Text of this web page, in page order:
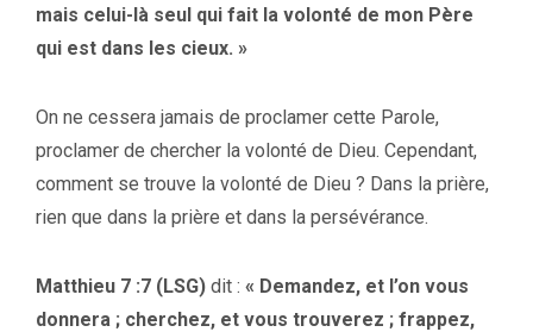
mais celui-là seul qui fait la volonté de mon Père
qui est dans les cieux. »
On ne cessera jamais de proclamer cette Parole,
proclamer de chercher la volonté de Dieu. Cependant,
comment se trouve la volonté de Dieu ? Dans la prière,
rien que dans la prière et dans la persévérance.
Matthieu 7 :7 (LSG) dit : « Demandez, et l’on vous
donnera ; cherchez, et vous trouverez ; frappez,